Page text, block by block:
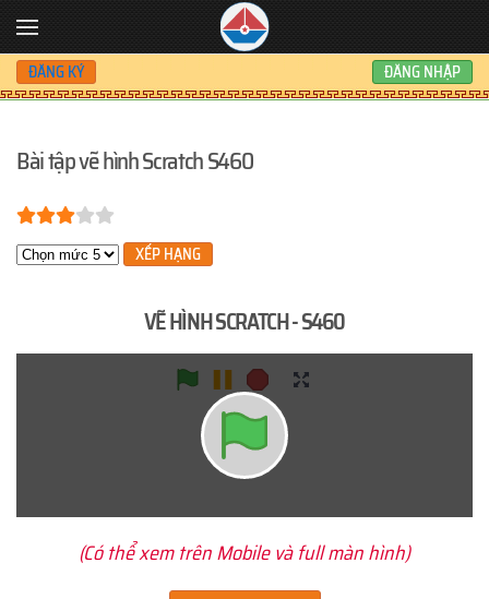
Skip to main content
ĐĂNG KÝ ĐĂNG NHẬP
Bài tập vẽ hình Scratch S460
Bạn đánh giá:
Xin hãy xếp hạng
VẼ HÌNH SCRATCH - S460
(Có thể xem trên Mobile và full màn hình)